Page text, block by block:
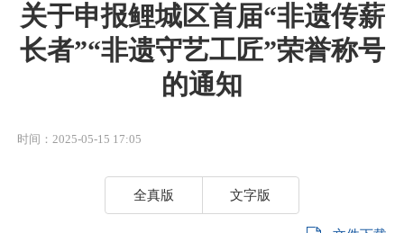
关于申报鲤城区首届“非遗传薪
长者”“非遗守艺工匠”荣誉称号
的通知
时间：2025-05-15 17:05
全真版 文字版